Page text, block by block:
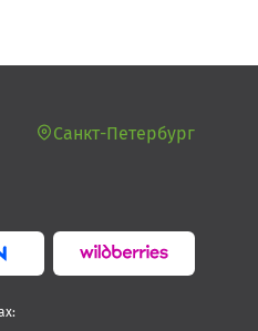
Санкт-Петербург